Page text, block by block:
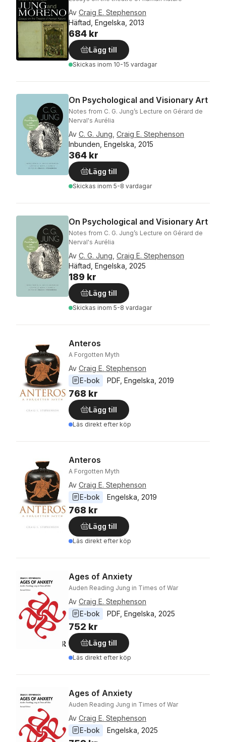
Av Craig E. Stephenson
Häftad, Engelska, 2013
684 kr
Lägg till
Skickas inom 10-15 vardagar
On Psychological and Visionary Art
Notes from C. G. Jung’s Lecture on Gérard de
Nerval's Aurélia
Av C. G. Jung Craig E. Stephenson
Inbunden, Engelska, 2015
364 kr
Lägg till
Skickas inom 5-8 vardagar
On Psychological and Visionary Art
Notes from C. G. Jung’s Lecture on Gérard de
Nerval's Aurélia
Av C. G. Jung Craig E. Stephenson
Häftad, Engelska, 2025
189 kr
Lägg till
Skickas inom 5-8 vardagar
Anteros
A Forgotten Myth
Av Craig E. Stephenson
E-bok
PDF Engelska 2019
768 kr
Lägg till
Läs direkt efter köp
Anteros
A Forgotten Myth
Av Craig E. Stephenson
E-bok
Engelska 2019
768 kr
Lägg till
Läs direkt efter köp
Ages of Anxiety
Auden Reading Jung in Times of War
Av Craig E. Stephenson
E-bok
PDF Engelska 2025
752 kr
Lägg till
Läs direkt efter köp
Ages of Anxiety
Auden Reading Jung in Times of War
Av Craig E. Stephenson
E-bok
Engelska 2025